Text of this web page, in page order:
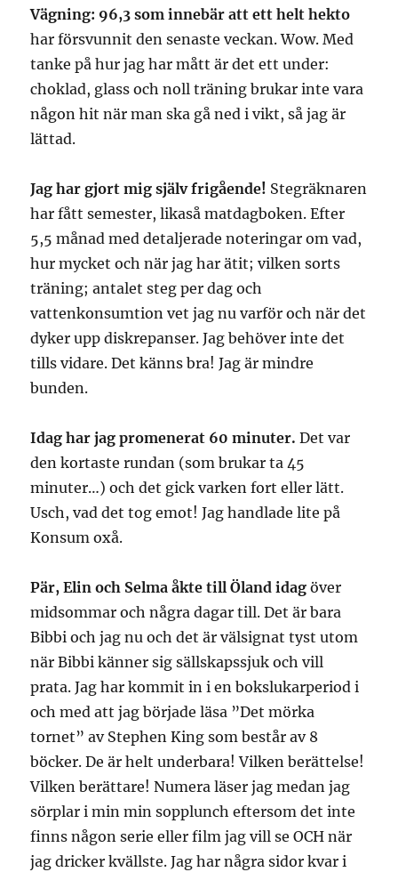
Vägning: 96,3 som innebär att ett helt hekto
har försvunnit den senaste veckan. Wow. Med
tanke på hur jag har mått är det ett under:
choklad, glass och noll träning brukar inte vara
någon hit när man ska gå ned i vikt, så jag är
lättad.
Jag har gjort mig själv frigående! Stegräknaren
har fått semester, likaså matdagboken. Efter
5,5 månad med detaljerade noteringar om vad,
hur mycket och när jag har ätit; vilken sorts
träning; antalet steg per dag och
vattenkonsumtion vet jag nu varför och när det
dyker upp diskrepanser. Jag behöver inte det
tills vidare. Det känns bra! Jag är mindre
bunden.
Idag har jag promenerat 60 minuter. Det var
den kortaste rundan (som brukar ta 45
minuter…) och det gick varken fort eller lätt.
Usch, vad det tog emot! Jag handlade lite på
Konsum oxå.
Pär, Elin och Selma åkte till Öland idag över
midsommar och några dagar till. Det är bara
Bibbi och jag nu och det är välsignat tyst utom
när Bibbi känner sig sällskapssjuk och vill
prata. Jag har kommit in i en bokslukarperiod i
och med att jag började läsa ”Det mörka
tornet” av Stephen King som består av 8
böcker. De är helt underbara! Vilken berättelse!
Vilken berättare! Numera läser jag medan jag
sörplar i min min sopplunch eftersom det inte
finns någon serie eller film jag vill se OCH när
jag dricker kvällste. Jag har några sidor kvar i